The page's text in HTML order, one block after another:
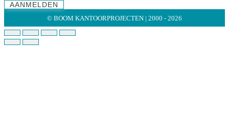
AANMELDEN
© BOOM KANTOORPROJECTEN | 2000 - 2026